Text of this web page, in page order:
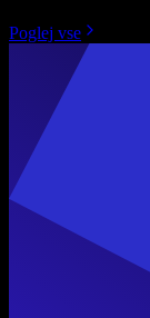
Poglej vse